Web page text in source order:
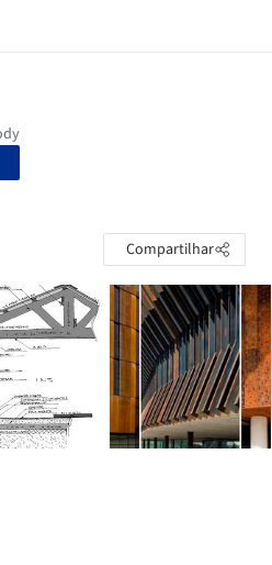
Compartilhar